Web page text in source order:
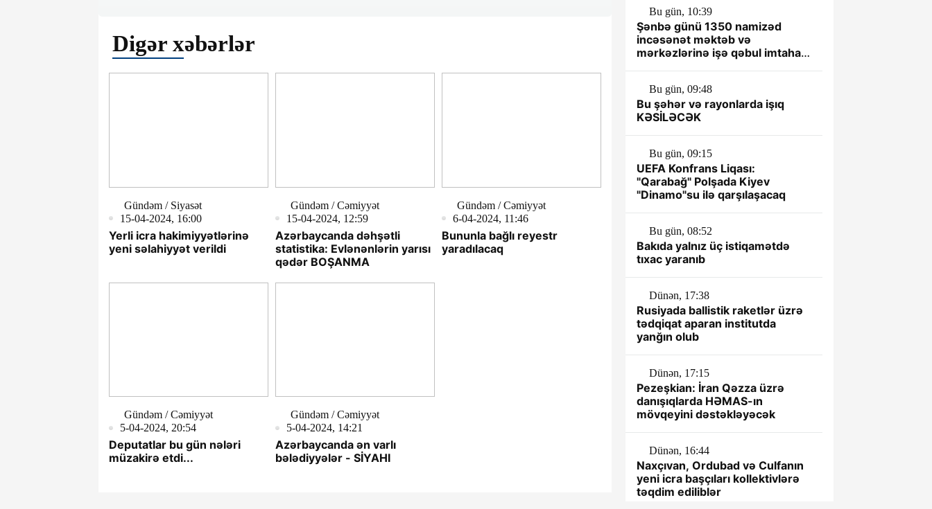
Digər xəbərlər
Gündəm / Siyasət
15-04-2024, 16:00
Yerli icra hakimiyyətlərinə
yeni səlahiyyət verildi
Gündəm / Cəmiyyət
15-04-2024, 12:59
Azərbaycanda dəhşətli
statistika: Evlənənlərin yarısı
qədər BOŞANMA
Gündəm / Cəmiyyət
6-04-2024, 11:46
Bununla bağlı reyestr
yaradılacaq
Gündəm / Cəmiyyət
5-04-2024, 20:54
Deputatlar bu gün nələri
müzakirə etdi...
Gündəm / Cəmiyyət
5-04-2024, 14:21
Azərbaycanda ən varlı
bələdiyyələr - SİYAHI
Bu gün, 10:39
Şənbə günü 1350 namizəd
incəsənət məktəb və
mərkəzlərinə işə qəbul imtahanı
Bu gün, 09:48
Bu şəhər və rayonlarda işıq
KƏSİLƏCƏK
Bu gün, 09:15
UEFA Konfrans Liqası:
"Qarabağ" Polşada Kiyev
"Dinamo"su ilə qarşılaşacaq
Bu gün, 08:52
Bakıda yalnız üç istiqamətdə
tıxac yaranıb
Dünən, 17:38
Rusiyada ballistik raketlər üzrə
tədqiqat aparan institutda
yanğın olub
Dünən, 17:15
Pezeşkian: İran Qəzza üzrə
danışıqlarda HƏMAS-ın
mövqeyini dəstəkləyəcək
Dünən, 16:44
Naxçıvan, Ordubad və Culfanın
yeni icra başçıları kollektivlərə
təqdim ediliblər